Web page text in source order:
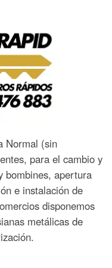
Normal (sin
para el cambio y
bombines, apertura
e instalación de
disponemos
metálicas de